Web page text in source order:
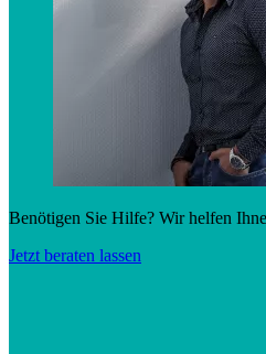
Benötigen Sie Hilfe? Wir helfen
Jetzt beraten lassen